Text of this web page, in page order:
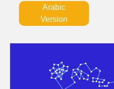
Arabic
Version